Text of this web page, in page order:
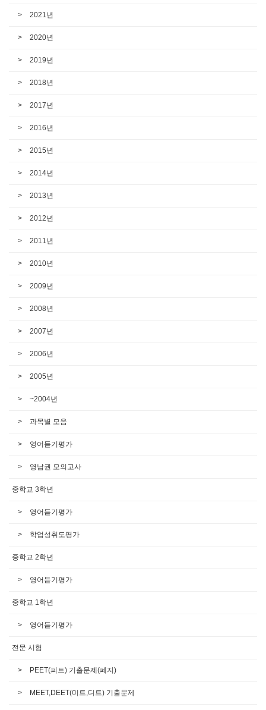
2021년
2020년
2019년
2018년
2017년
2016년
2015년
2014년
2013년
2012년
2011년
2010년
2009년
2008년
2007년
2006년
2005년
~2004년
과목별 모음
영어듣기평가
영남권 모의고사
중학교 3학년
영어듣기평가
학업성취도평가
중학교 2학년
영어듣기평가
중학교 1학년
영어듣기평가
전문 시험
PEET(피트) 기출문제(폐지)
MEET,DEET(미트,디트) 기출문제